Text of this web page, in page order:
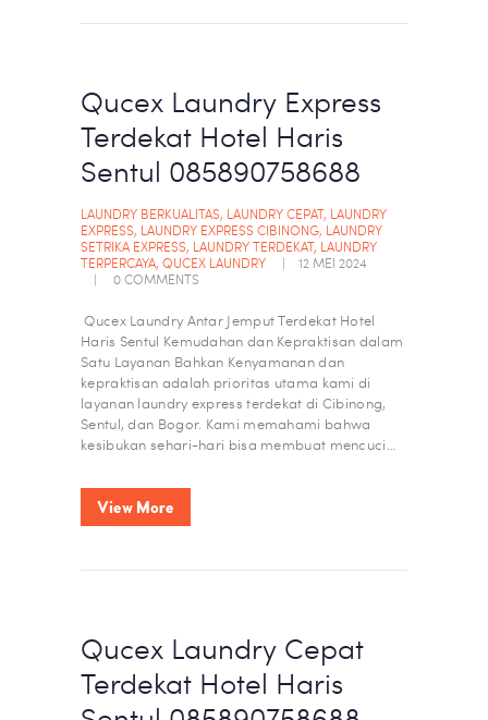
Qucex Laundry Express
Terdekat Hotel Haris
Sentul 085890758688
LAUNDRY BERKUALITAS, LAUNDRY CEPAT, LAUNDRY
EXPRESS, LAUNDRY EXPRESS CIBINONG, LAUNDRY
SETRIKA EXPRESS, LAUNDRY TERDEKAT, LAUNDRY
TERPERCAYA, QUCEX LAUNDRY
12 MEI 2024
0COMMENTS
Qucex Laundry Antar Jemput Terdekat Hotel
Haris Sentul Kemudahan dan Kepraktisan dalam
Satu Layanan Bahkan Kenyamanan dan
kepraktisan adalah prioritas utama kami di
layanan laundry express terdekat di Cibinong,
Sentul, dan Bogor. Kami memahami bahwa
kesibukan sehari-hari bisa membuat mencuci…
View More
Qucex Laundry Cepat
Terdekat Hotel Haris